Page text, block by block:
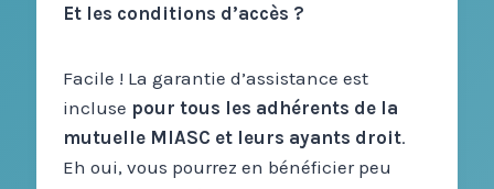
Et les conditions d’accès ?
Facile ! La garantie d’assistance est
incluse pour tous les adhérents de la
mutuelle MIASC et leurs ayants droit.
Eh oui, vous pourrez en bénéficier peu